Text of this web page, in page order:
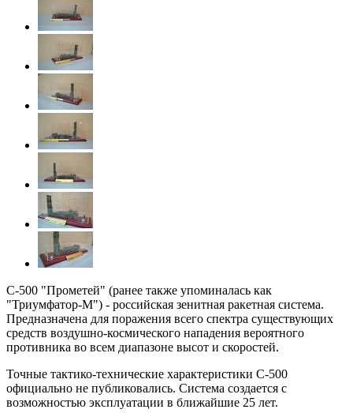
С-500 "Прометей" (ранее также упоминалась как
"Триумфатор-М") - российская зенитная ракетная система.
Предназначена для поражения всего спектра существующих
средств воздушно-космического нападения вероятного
противника во всем диапазоне высот и скоростей.
Точные тактико-технические характеристики С-500
официально не публиковались. Система создается с
возможностью эксплуатации в ближайшие 25 лет.